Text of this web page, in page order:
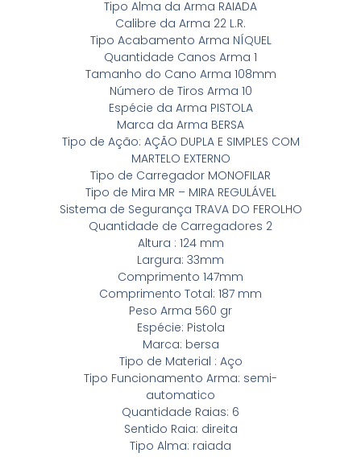
Tipo Alma da Arma RAIADA
Calibre da Arma 22 L.R.
Tipo Acabamento Arma NÍQUEL
Quantidade Canos Arma 1
Tamanho do Cano Arma 108mm
Número de Tiros Arma 10
Espécie da Arma PISTOLA
Marca da Arma BERSA
Tipo de Ação: AÇÃO DUPLA E SIMPLES COM
MARTELO EXTERNO
Tipo de Carregador MONOFILAR
Tipo de Mira MR – MIRA REGULÁVEL
Sistema de Segurança TRAVA DO FEROLHO
Quantidade de Carregadores 2
Altura : 124 mm
Largura: 33mm
Comprimento 147mm
Comprimento Total: 187 mm
Peso Arma 560 gr
Espécie: Pistola
Marca: bersa
Tipo de Material : Aço
Tipo Funcionamento Arma: semi-
automatico
Quantidade Raias: 6
Sentido Raia: direita
Tipo Alma: raiada